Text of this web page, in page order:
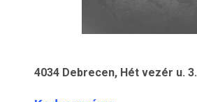
4034 Debrecen, Hét vezér u. 3.